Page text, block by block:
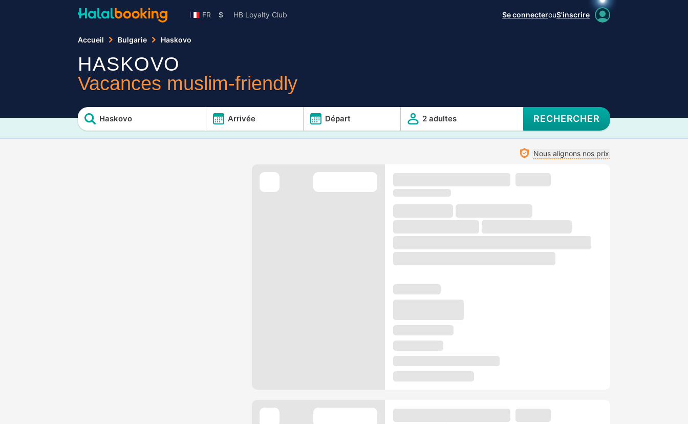
FR $ HB Loyalty Club Se connecterouS'inscrire
Accueil Bulgarie Haskovo
HASKOVO
Vacances muslim-friendly
Haskovo Arrivée Départ 2 adultes RECHERCHER
Nous alignons nos prix